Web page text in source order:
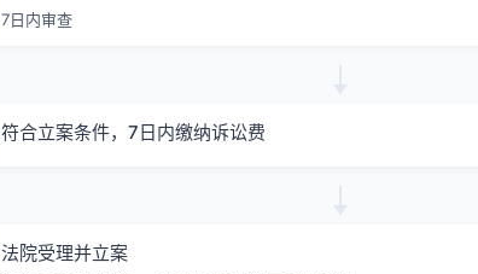
7日内审查
符合立案条件，7日内缴纳诉讼费
法院受理并立案